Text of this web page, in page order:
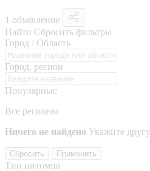
1 объявление
Найти Сбросить фильтры
Город / Область
Город, регион
Популярные
Все регионы
Ничего не найдено Укажите
Сбросить Применить
Тип питомца